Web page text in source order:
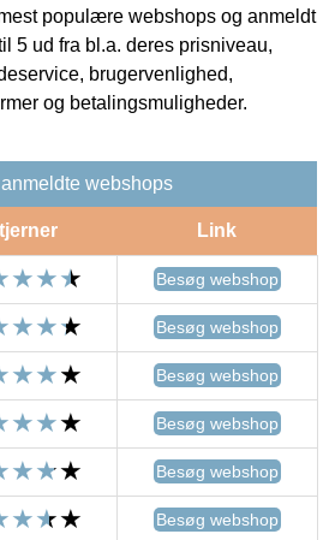
populære webshops og anmeldt
5 ud fra bl.a. deres prisniveau,
brugervenlighed,
og betalingsmuligheder.
webshops
Link
Besøg webshop
Besøg webshop
Besøg webshop
Besøg webshop
Besøg webshop
Besøg webshop